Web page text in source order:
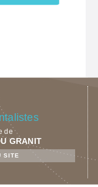
de
GRANIT
SITE